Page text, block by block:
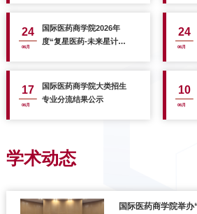
24
06月
国际医药商学院2026年
度“复星医药-未来星计
24
06月
17
06月
国际医药商学院大类招生
专业分流结果公示
10
06月
学术动态